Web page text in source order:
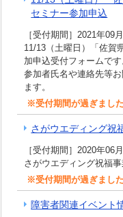
セミナー参加申込
［受付期間］2021年09
11/13（土曜日）「佐賀
加申込受付フォームです
参加者氏名や連絡先等
ます。
※受付期間が過ぎまし
さがウエディング祝
［受付期間］2020年06
さがウエディング祝福
※受付期間が過ぎまし
障害者関連イベント